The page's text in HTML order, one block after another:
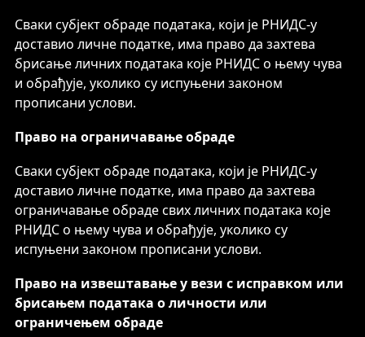
Сваки субјект обраде података, који је РНИДС-у
доставио личне податке, има право да захтева
брисање личних података које РНИДС о њему чува
и обрађује, уколико су испуњени законом
прописани услови.
Право на ограничавање обраде
Сваки субјект обраде података, који је РНИДС-у
доставио личне податке, има право да захтева
ограничавање обраде свих личних података које
РНИДС о њему чува и обрађује, уколико су
испуњени законом прописани услови.
Право на извештавање у вези с исправком или
брисањем података о личности или
ограничењем обраде